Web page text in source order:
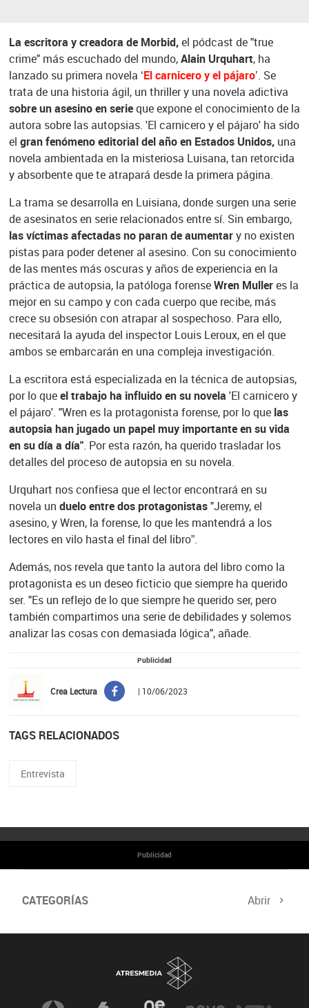
La escritora y creadora de Morbid,el pódcast de "true
crime" más escuchado del mundo,Alain Urquhart, ha
lanzado su primera novela ‘El carnicero y el pájaro’. Se
trata de una historia ágil, un thriller y una novela adictiva
sobre un asesino en serieque expone el conocimiento de la
autora sobre las autopsias. 'El carnicero y el pájaro' ha sido
el gran fenómeno editorial del año en Estados Unidos,una
novela ambientada en la misteriosa Luisana, tan retorcida
y absorbente que te atrapará desde la primera página.
La trama se desarrolla en Luisiana, donde surgen una serie
de asesinatos en serie relacionados entre sí. Sin embargo,
las víctimas afectadas no paran de aumentary no existen
pistas para poder detener al asesino. Con su conocimiento
de las mentes más oscuras y años de experiencia en la
práctica de autopsia, la patóloga forenseWren Mulleres la
mejor en su campo y con cada cuerpo que recibe, más
crece su obsesión con atrapar al sospechoso. Para ello,
necesitará la ayuda del inspector Louis Leroux, en el que
ambos se embarcarán en una compleja investigación.
La escritora está especializada en la técnica de autopsias,
por lo queel trabajo ha influido en su novela 'El carnicero y
el pájaro'. "Wren es la protagonista forense, por lo que las
autopsia han jugado un papel muy importante en su vida
en su día a día". Por esta razón, ha querido trasladar los
detalles del proceso de autopsia en su novela.
Urquhart nos confiesa que el lector encontrará en su
novela un duelo entre dos protagonistas"Jeremy, el
asesino, y Wren, la forense, lo que les mantendrá a los
lectores en vilo hasta el final del libro”.
Además, nos revela que tanto la autora del libro como la
protagonista es un deseo ficticio que siempre ha querido
ser. "Es un reflejo de lo que siempre he querido ser, pero
también compartimos una serie de debilidades y solemos
analizar las cosas con demasiada lógica", añade.
Publicidad
Crea Lectura | 10/06/2023
TAGS RELACIONADOS
Entrevista
Publicidad
CATEGORÍAS Abrir